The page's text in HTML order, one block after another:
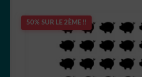
50% SUR LE 2ÈME !!